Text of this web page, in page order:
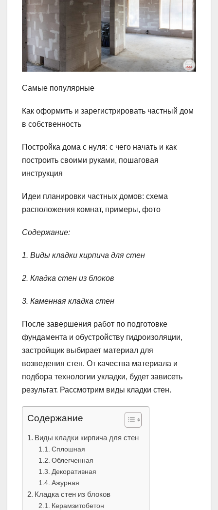
Самые популярные
Как оформить и зарегистрировать частный дом
в собственность
Постройка дома с нуля: с чего начать и как
построить своими руками, пошаговая
инструкция
Идеи планировки частных домов: схема
расположения комнат, примеры, фото
Содержание:
1. Виды кладки кирпича для стен
2. Кладка стен из блоков
3. Каменная кладка стен
После завершения работ по подготовке
фундамента и обустройству гидроизоляции,
застройщик выбирает материал для
возведения стен. От качества материала и
подбора технологии укладки, будет зависеть
результат. Рассмотрим виды кладки стен.
Содержание
Виды кладки кирпича для стен
Сплошная
Облегченная
Декоративная
Ажурная
Кладка стен из блоков
Керамзитобетон